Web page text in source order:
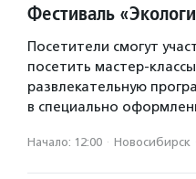
Фестиваль
Посетители смогут
посетить мастер-
развлекательную
в специально
Начало: 12:00 · Новосибирск